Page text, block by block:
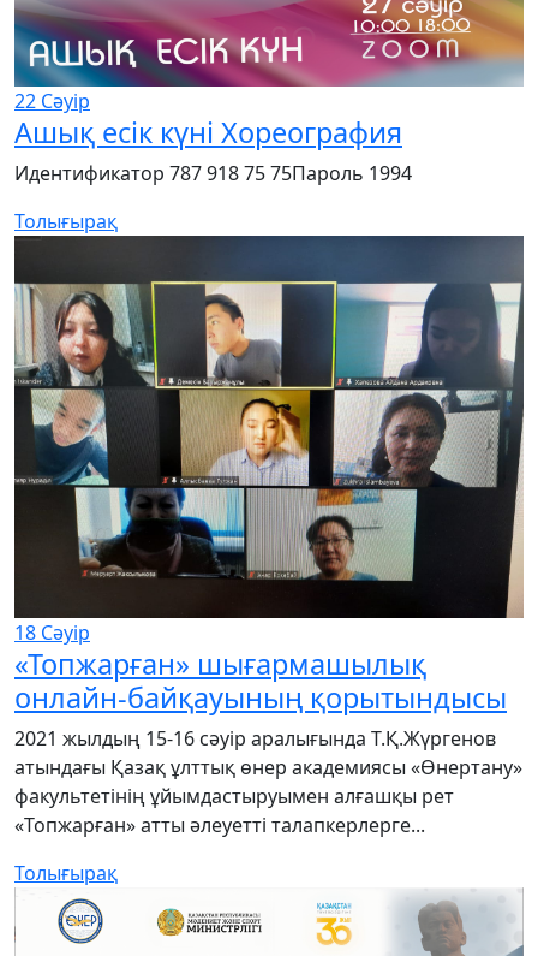
22 Сәуір
Ашық есік күні Хореография
Идентификатор 787 918 75 75Пароль 1994
Толығырақ
18 Сәуір
«Топжарған» шығармашылық
онлайн-байқауының қорытындысы
2021 жылдың 15-16 сәуір аралығында Т.Қ.Жүргенов
атындағы Қазақ ұлттық өнер академиясы «Өнертану»
факультетінің ұйымдастыруымен алғашқы рет
«Топжарған» атты әлеуетті талапкерлерге...
Толығырақ